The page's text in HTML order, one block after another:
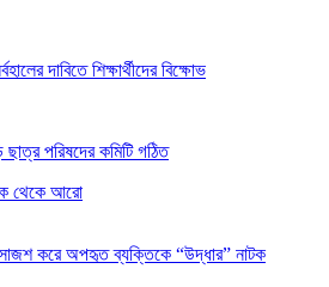
দাবিতে শিক্ষার্থীদের বিক্ষোভ
ছাত্র পরিষদের কমিটি গঠিত
থেকে আরো
করে অপহৃত ব্যক্তিকে “উদ্ধার” নাটক